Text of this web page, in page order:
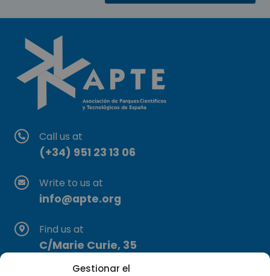
Gestionar el
Call us at
(+34) 951 23 13 06
Write to us at
info@apte.org
Find us at
C/Marie Curie, 35
29590 Campanillas, Málaga